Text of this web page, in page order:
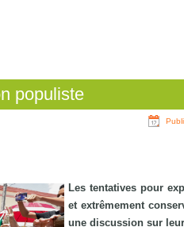
populiste
Les tentatives pour
et extrêmement
une discussion sur